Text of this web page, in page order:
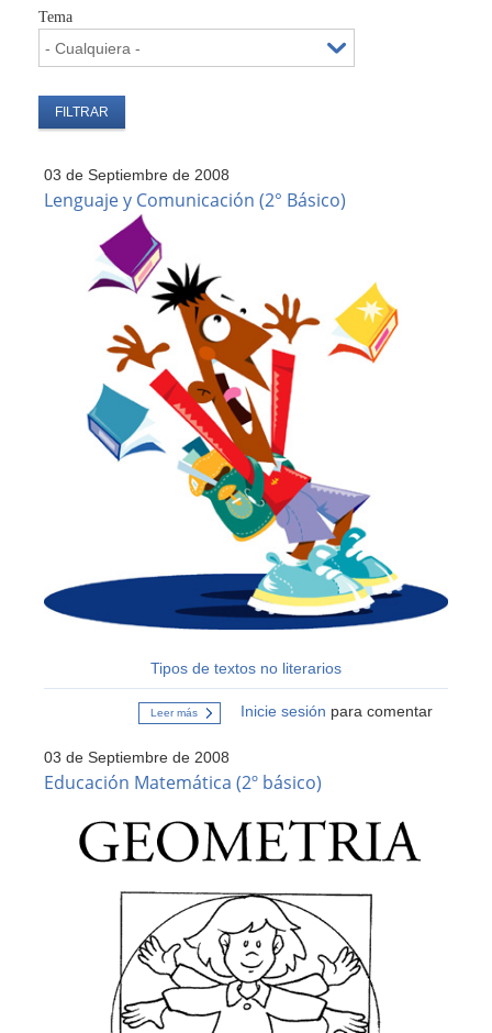
Tema
03 de Septiembre de 2008
Lenguaje y Comunicación (2° Básico)
Tipos de textos no literarios
Leer más sobre
Lenguaje
Comunicación
(2°
Básico)
Inicie sesión para comentar
03 de Septiembre de 2008
Educación Matemática (2º básico)